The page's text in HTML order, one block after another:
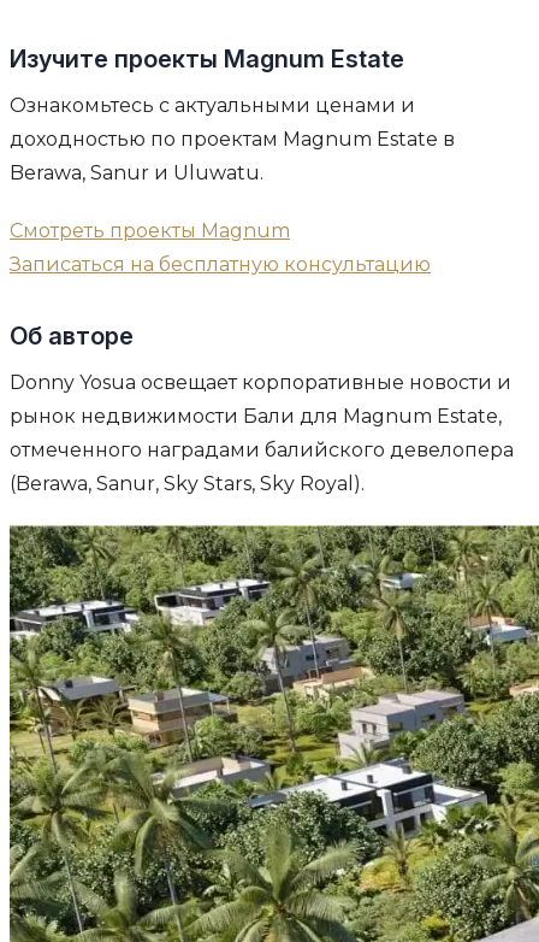
Изучите проекты Magnum Estate
Ознакомьтесь с актуальными ценами и
доходностью по проектам Magnum Estate в
Berawa, Sanur и Uluwatu.
Смотреть проекты Magnum
Записаться на бесплатную консультацию
Об авторе
Donny Yosua освещает корпоративные новости и
рынок недвижимости Бали для Magnum Estate,
отмеченного наградами балийского девелопера
(Berawa, Sanur, Sky Stars, Sky Royal).